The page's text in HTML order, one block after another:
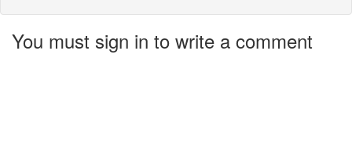
You must sign in to write a comment